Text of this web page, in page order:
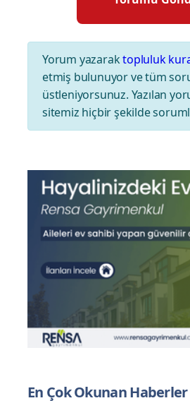
Yorum yazaraktopluluk
etmiş bulunuyor ve tüm
üstleniyorsunuz. Yazılan
sitemiz hiçbir şekilde
En Çok Okunan Haberler